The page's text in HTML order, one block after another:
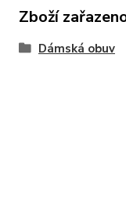
Zboží
Dámská obuv